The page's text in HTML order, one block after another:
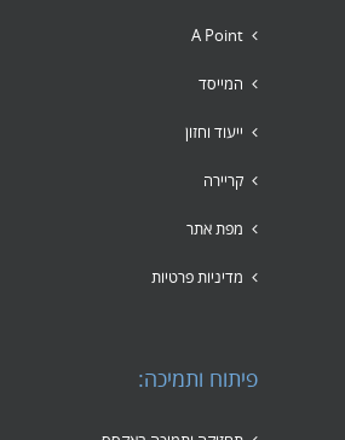
A Point
המייסד
ייעוד וחזון
קריירה
מפת אתר
מדיניות פרטיות
פיתוח ותמיכה: